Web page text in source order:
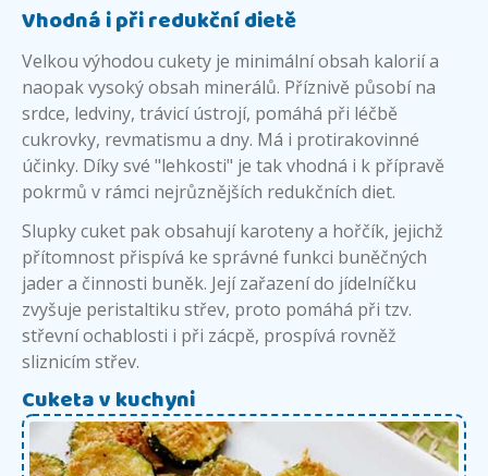
Vhodná i při redukční dietě
Velkou výhodou cukety je minimální obsah kalorií a
naopak vysoký obsah minerálů. Příznivě působí na
srdce, ledviny, trávicí ústrojí, pomáhá při léčbě
cukrovky, revmatismu a dny. Má i protirakovinné
účinky. Díky své "lehkosti" je tak vhodná i k přípravě
pokrmů v rámci nejrůznějších redukčních diet.
Slupky cuket pak obsahují karoteny a hořčík, jejichž
přítomnost přispívá ke správné funkci buněčných
jader a činnosti buněk. Její zařazení do jídelníčku
zvyšuje peristaltiku střev, proto pomáhá při tzv.
střevní ochablosti i při zácpě, prospívá rovněž
sliznicím střev.
Cuketa v kuchyni